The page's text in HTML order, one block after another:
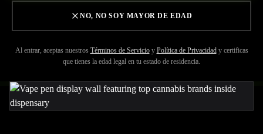
NO, NO SOY MAYOR DE EDAD
Al entrar, aceptas nuestros Términos de Servicio y Política de Privacidad y certificas
que tienes la edad legal en tu estado de residencia.
Marihuana Disponibles en
Wellgreens Ahora Mismo